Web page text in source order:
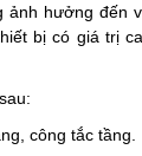
hưởng đến
bị có giá trị
công tắc tầng.